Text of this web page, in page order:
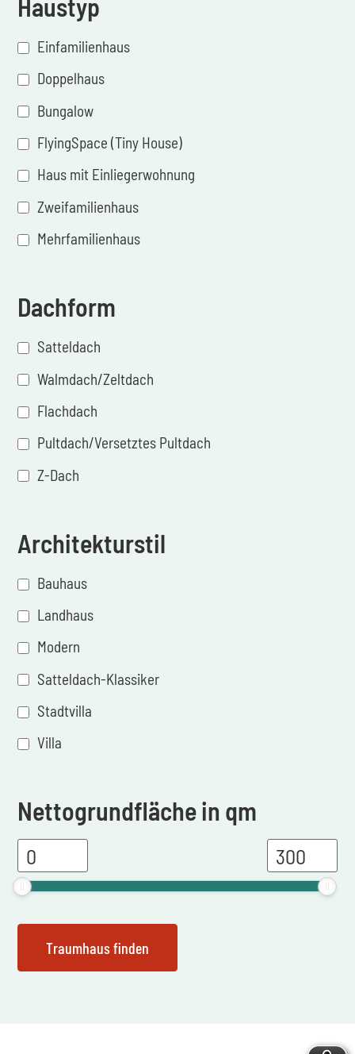
Einfamilienhaus
Doppelhaus
Bungalow
FlyingSpace (Tiny House)
Haus mit Einliegerwohnung
Zweifamilienhaus
Mehrfamilienhaus
Dachform
Satteldach
Walmdach/Zeltdach
Flachdach
Pultdach/Versetztes Pultdach
Z-Dach
Architekturstil
Bauhaus
Landhaus
Modern
Satteldach-Klassiker
Stadtvilla
Villa
Nettogrundfläche in qm